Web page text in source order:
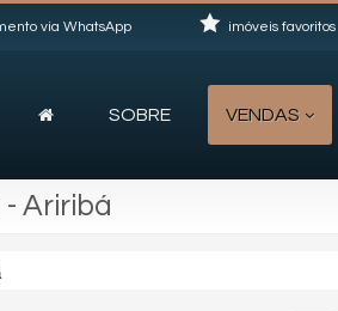
via WhatsApp imóveis favoritos
SOBRE VENDAS
Ariribá